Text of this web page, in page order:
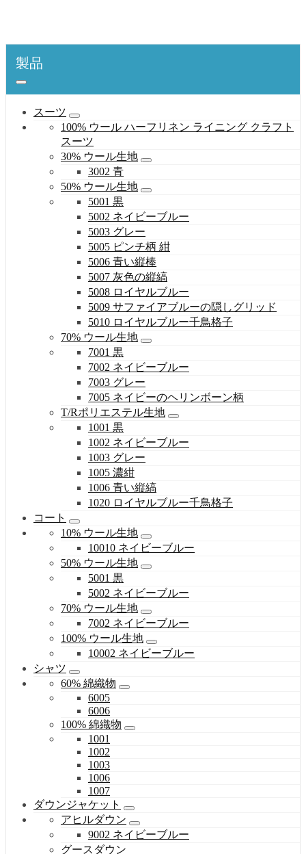
製品
スーツ
100% ウール ハーフリネン ライニング クラフト
スーツ
30% ウール生地
3002 青
50% ウール生地
5001 黒
5002 ネイビーブルー
5003 グレー
5005 ピンチ柄 紺
5006 青い縦棒
5007 灰色の縦縞
5008 ロイヤルブルー
5009 サファイアブルーの隠しグリッド
5010 ロイヤルブルー千鳥格子
70% ウール生地
7001 黒
7002 ネイビーブルー
7003 グレー
7005 ネイビーのヘリンボーン柄
T/Rポリエステル生地
1001 黒
1002 ネイビーブルー
1003 グレー
1005 濃紺
1006 青い縦縞
1020 ロイヤルブルー千鳥格子
コート
10% ウール生地
10010 ネイビーブルー
50% ウール生地
5001 黒
5002 ネイビーブルー
70% ウール生地
7002 ネイビーブルー
100% ウール生地
10002 ネイビーブルー
シャツ
60% 綿織物
6005
6006
100% 綿織物
1001
1002
1003
1006
1007
ダウンジャケット
アヒルダウン
9002 ネイビーブルー
グースダウン